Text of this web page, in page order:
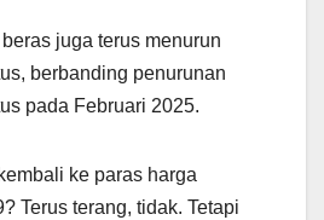
juga terus menurun
berbanding penurunan
pada Februari 2025.
ke paras harga
Terus terang, tidak. Tetapi